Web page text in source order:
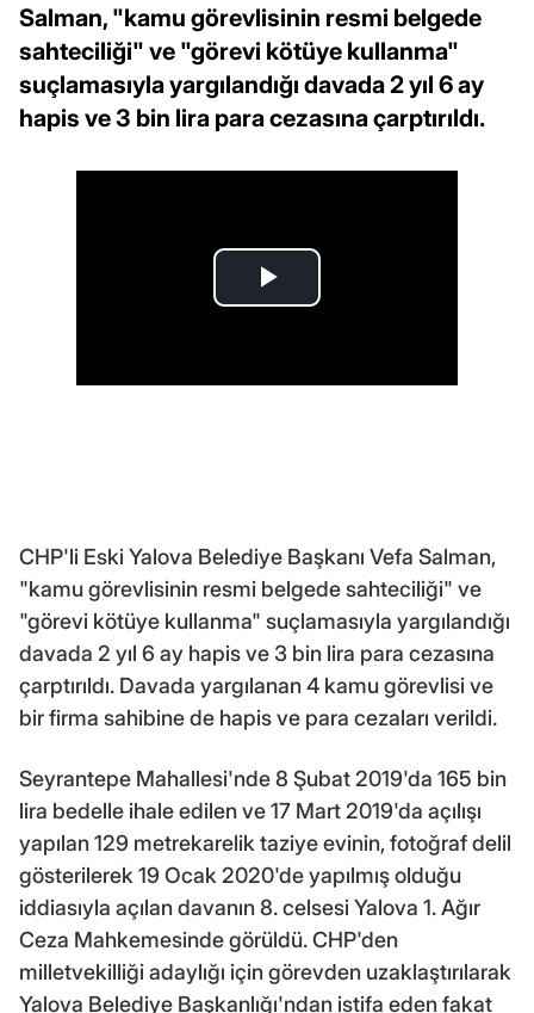
Salman, "kamu görevlisinin resmi belgede
sahteciliği" ve "görevi kötüye kullanma"
suçlamasıyla yargılandığı davada 2 yıl 6 ay
hapis ve 3 bin lira para cezasına çarptırıldı.
CHP'li Eski Yalova Belediye Başkanı Vefa Salman,
"kamu görevlisinin resmi belgede sahteciliği" ve
"görevi kötüye kullanma" suçlamasıyla yargılandığı
davada 2 yıl 6 ay hapis ve 3 bin lira para cezasına
çarptırıldı. Davada yargılanan 4 kamu görevlisi ve
bir firma sahibine de hapis ve para cezaları verildi.
Seyrantepe Mahallesi'nde 8 Şubat 2019'da 165 bin
lira bedelle ihale edilen ve 17 Mart 2019'da açılışı
yapılan 129 metrekarelik taziye evinin, fotoğraf delil
gösterilerek 19 Ocak 2020'de yapılmış olduğu
iddiasıyla açılan davanın 8. celsesi Yalova 1. Ağır
Ceza Mahkemesinde görüldü. CHP'den
milletvekilliği adaylığı için görevden uzaklaştırılarak
Yalova Belediye Başkanlığı'ndan istifa eden fakat